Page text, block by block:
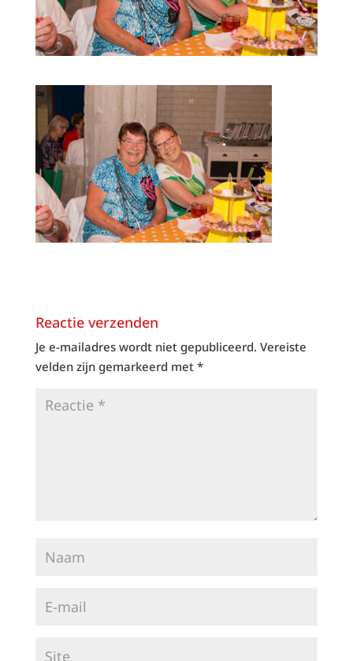
Reactie verzenden
Je e-mailadres wordt niet gepubliceerd. Vereiste
velden zijn gemarkeerd met *